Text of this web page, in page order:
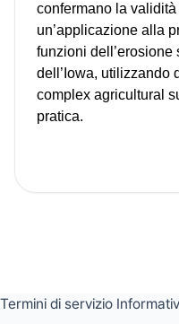
confermano la
un’applicazione alla
funzioni
dell’Iowa, utilizzando
complex agricultural
pratica.
Termini di servizio